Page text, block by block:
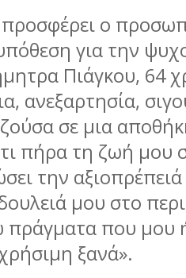
ο
για την
Πιάγκου, 64
ανεξαρτησία,
σε µια
πήρα τη ζωή µου
την
µου στο
πράγµατα που µου
ξανά».